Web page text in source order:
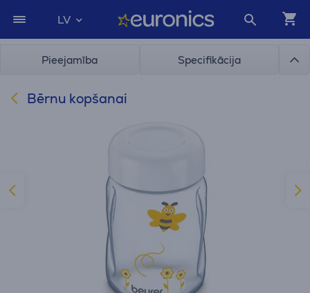
LV
Pieejamība Specifikācija
Bērnu kopšanai